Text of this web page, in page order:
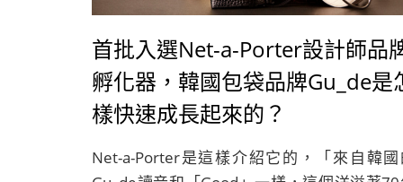
首批入選Net-a-Porter設計師品
孵化器，韓國包袋品牌Gu_de是
樣快速成長起來的？
Net-a-Porter是這樣介紹它的，「來自韓國